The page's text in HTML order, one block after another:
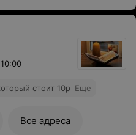
стоит 10р Еще
Все адреса